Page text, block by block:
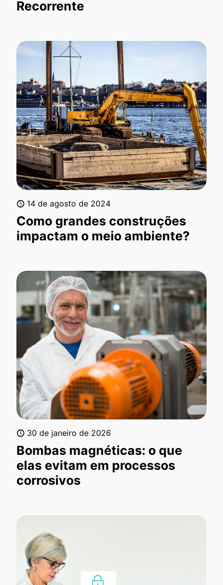
Recorrente
14 de agosto de 2024
Como grandes construções
impactam o meio ambiente?
30 de janeiro de 2026
Bombas magnéticas: o que
elas evitam em processos
corrosivos